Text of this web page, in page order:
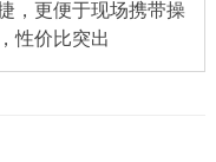
，更便于现场携带操
性价比突出